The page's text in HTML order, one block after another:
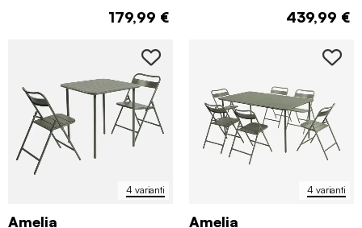
179,99 € 439,99 €
4 varianti
Amelia
4 varianti
Amelia